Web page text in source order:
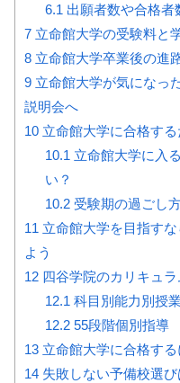
6.1 出願者数や合格者
7 立命館大学の受験料と
8 立命館大学卒業後の進
9 立命館大学が気になっ
説明会へ
10 立命館大学に合格す
10.1 立命館大学に入
い？
10.2受験期の過ごし
11 立命館大学を目指す
よう
12 四谷学院のカリキュ
12.1 科目別能力別授業
12.255段階個別指導
13 立命館大学に合格す
14 失敗しない予備校選